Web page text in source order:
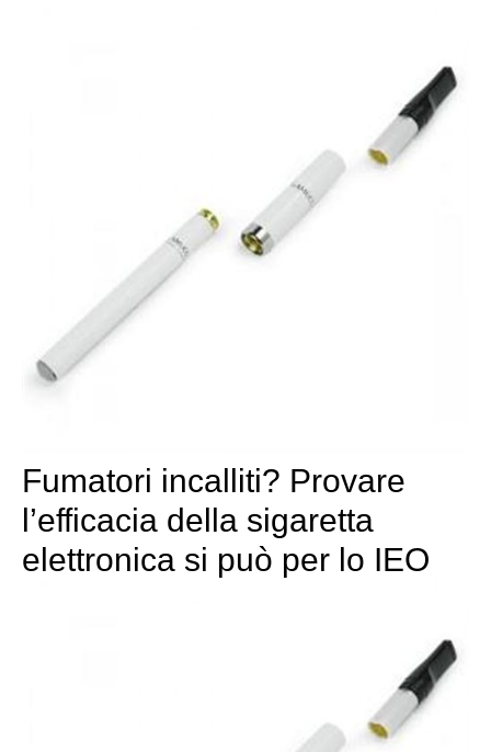
Fumatori incalliti? Provare
l’efficacia della sigaretta
elettronica si può per lo IEO